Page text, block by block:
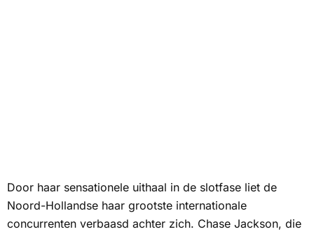
Door haar sensationele uithaal in de slotfase liet de
Noord-Hollandse haar grootste internationale
concurrenten verbaasd achter zich. Chase Jackson, die